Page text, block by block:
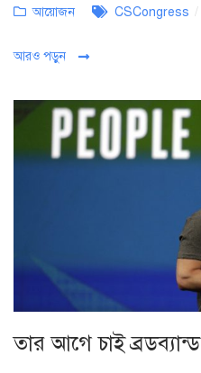
Categories
আয়োজন Tags
CSCongress /
আরও পড়ুন
তার আগে চাই ব্রডব্যান্ড